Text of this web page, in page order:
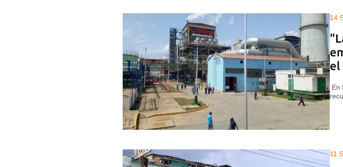
14
el
En
11